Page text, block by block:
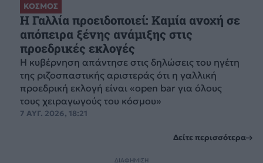
ΚΟΣΜΟΣ
Η Γαλλία προειδοποιεί: Καμία ανοχή σε
απόπειρα ξένης ανάμιξης στις
προεδρικές εκλογές
Η κυβέρνηση απάντησε στις δηλώσεις του ηγέτη
της ριζοσπαστικής αριστεράς ότι η γαλλική
προεδρική εκλογή είναι «open bar για όλους
τους χειραγωγούς του κόσμου»
7 ΑΥΓ. 2026, 18:21
Δείτε περισσότερα
ΔΙΑΦΗΜΙΣΗ